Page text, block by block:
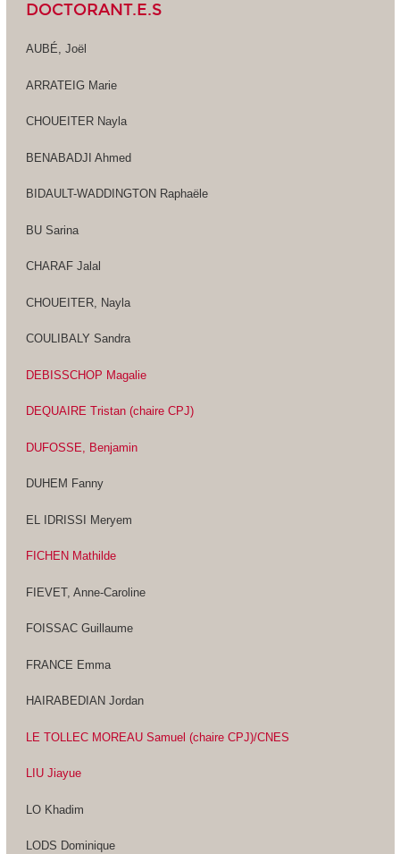
DOCTORANT.E.S
AUBÉ, Joël
ARRATEIG Marie
CHOUEITER Nayla
BENABADJI Ahmed
BIDAULT-WADDINGTON Raphaële
BU Sarina
CHARAF Jalal
CHOUEITER, Nayla
COULIBALY Sandra
DEBISSCHOP Magalie
DEQUAIRE Tristan (chaire CPJ)
DUFOSSE, Benjamin
DUHEM Fanny
EL IDRISSI Meryem
FICHEN Mathilde
FIEVET, Anne-Caroline
FOISSAC Guillaume
FRANCE Emma
HAIRABEDIAN Jordan
LE TOLLEC MOREAU Samuel (chaire CPJ)/CNES
LIU Jiayue
LO Khadim
LODS Dominique